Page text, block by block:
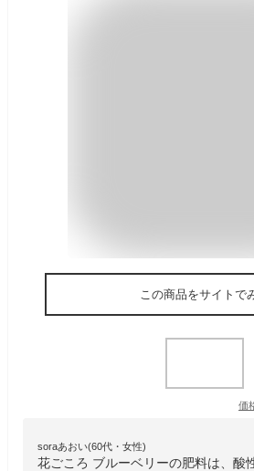
この商品をサイトで
価
soraあおい(60代・女性)
花ごころ ブルーベリーの肥料は、酸